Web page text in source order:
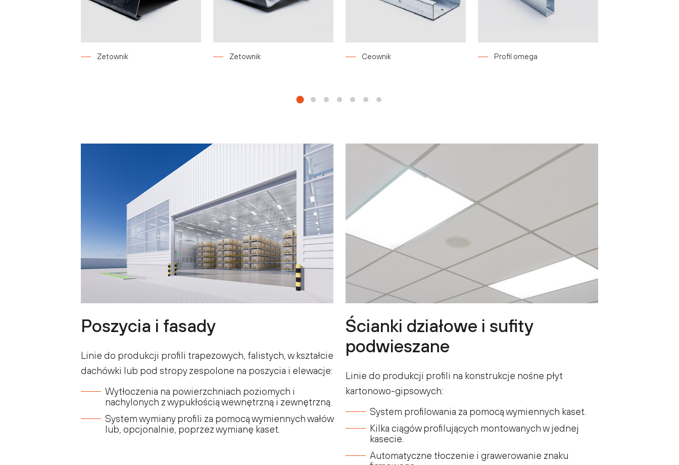
Zetownik Zetownik Ceownik Profil omega
Poszycia i fasady
Linie do produkcji profili trapezowych, falistych, w kształcie
dachówki lub pod stropy zespolone na poszycia i elewacje:
Wytłoczenia na powierzchniach poziomych i
nachylonych z wypukłością wewnętrzną i zewnętrzną.
System wymiany profili za pomocą wymiennych wałów
lub, opcjonalnie, poprzez wymianę kaset.
Ścianki działowe i sufity
podwieszane
Linie do produkcji profili na konstrukcje nośne płyt
kartonowo-gipsowych:
System profilowania za pomocą wymiennych kaset.
Kilka ciągów profilujących montowanych w jednej
kasecie.
Automatyczne tłoczenie i grawerowanie znaku